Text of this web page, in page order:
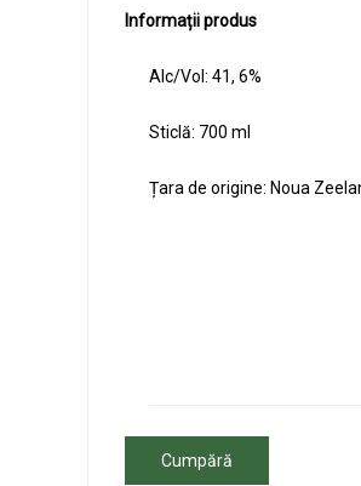
Informații produs
Alc/Vol: 41, 6%
Sticlă: 700 ml
Țara de origine: Noua
Cumpără